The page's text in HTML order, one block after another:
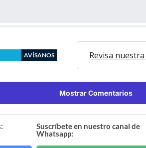
AVÍSANOS Revisa
Mostrar Comentarios
Suscríbete en nuestro canal de
Whatsapp: